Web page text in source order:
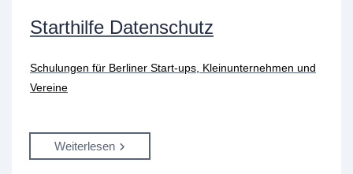
Starthilfe Datenschutz
Schulungen für Berliner Start-ups, Kleinunternehmen und
Vereine
Weiterlesen